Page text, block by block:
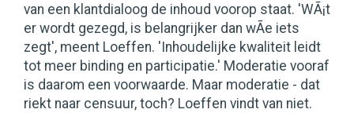
van een klantdialoog de inhoud voorop staat. 'WÃ¡t
er wordt gezegd, is belangrijker dan wÃ­e iets
zegt', meent Loeffen. 'Inhoudelijke kwaliteit leidt
tot meer binding en participatie.' Moderatie vooraf
is daarom een voorwaarde. Maar moderatie - dat
riekt naar censuur, toch? Loeffen vindt van niet.